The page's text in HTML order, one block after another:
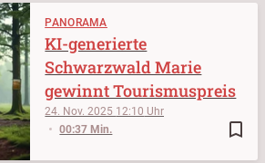
PANORAMA
bookmark_border
24. Nov. 2025 12:10
00:37 Min.
KI-generierte
Schwarzwald Marie
gewinnt Tourismuspreis